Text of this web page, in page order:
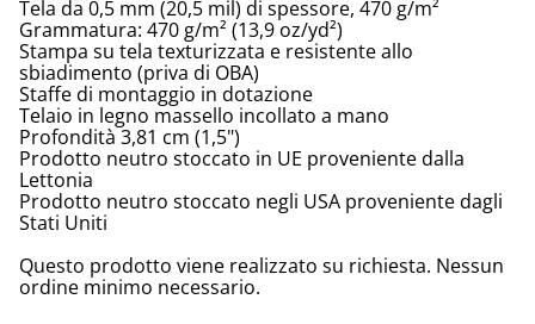
Tela da 0,5 mm (20,5 mil) di spessore, 470 g/m²
Grammatura: 470 g/m² (13,9 oz/yd²)
Stampa su tela texturizzata e resistente allo
sbiadimento (priva di OBA)
Staffe di montaggio in dotazione
Telaio in legno massello incollato a mano
Profondità 3,81 cm (1,5")
Prodotto neutro stoccato in UE proveniente dalla
Lettonia
Prodotto neutro stoccato negli USA proveniente dagli
Stati Uniti
Questo prodotto viene realizzato su richiesta. Nessun
ordine minimo necessario.